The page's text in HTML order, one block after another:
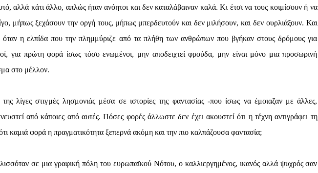
αλλά κάτι άλλο, απλώς ήταν ανόητοι και δεν καταλάβαιναν καλά. Κι έτσι να τους κοιμίσουν ή να
μήπως ξεχάσουν την οργή τους, μήπως μπερδευτούν και δεν μιλήσουν, και δεν ουρλιάξουν. Και
η ελπίδα που την πλημμύριζε από τα πλήθη των ανθρώπων που βγήκαν στους δρόμους για
για πρώτη φορά ίσως τόσο ενωμένοι, μην αποδειχτεί φρούδα, μην είναι μόνο μια προσωρινή
στο μέλλον.
λίγες στιγμές λησμονιάς μέσα σε ιστορίες της φαντασίας -που ίσως να έμοιαζαν με άλλες,
από κάποιες από αυτές. Πόσες φορές άλλωστε δεν έχει ακουστεί ότι η τέχνη αντιγράφει τη
καμιά φορά η πραγματικότητα ξεπερνά ακόμη και την πιο καλπάζουσα φαντασία;
σε μια γραφική πόλη του ευρωπαϊκού Νότου, ο καλλιεργημένος, ικανός αλλά ψυχρός σαν